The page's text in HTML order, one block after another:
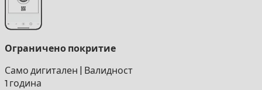
Ограничено покритие
Само дигитален
Валидност
1 година